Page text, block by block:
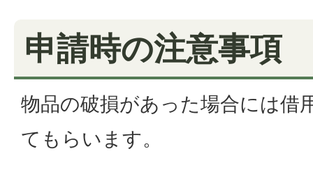
申請時の注意事項
物品の破損があった場合には借
てもらいます。